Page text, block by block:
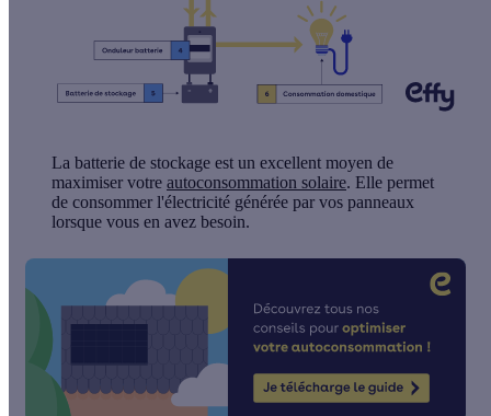
La batterie de stockage est un excellent moyen de
maximiser votre autoconsommation solaire. Elle permet
de consommer l'électricité générée par vos panneaux
lorsque vous en avez besoin.